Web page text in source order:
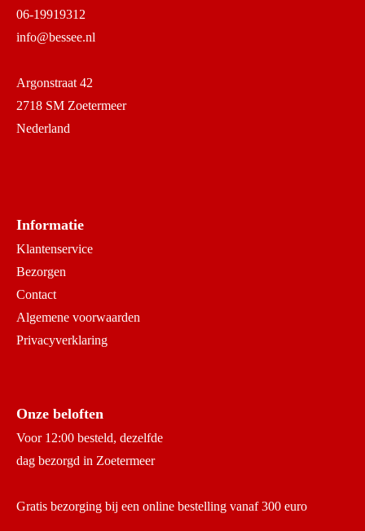
06-19919312
info@bessee.nl
Argonstraat 42
2718 SM Zoetermeer
Nederland
Informatie
Klantenservice
Bezorgen
Contact
Algemene voorwaarden
Privacyverklaring
Onze beloften
Voor 12:00 besteld, dezelfde
dag bezorgd in Zoetermeer
Gratis bezorging bij een online bestelling vanaf 300 euro